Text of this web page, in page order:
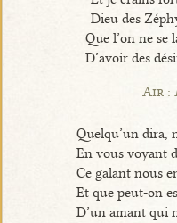
Dieu des
Que l’on ne se
D’avoir des
Air :
Quelqu’un dira,
En vous voyant
Ce galant nous
Et que peut-on
D’un amant qui